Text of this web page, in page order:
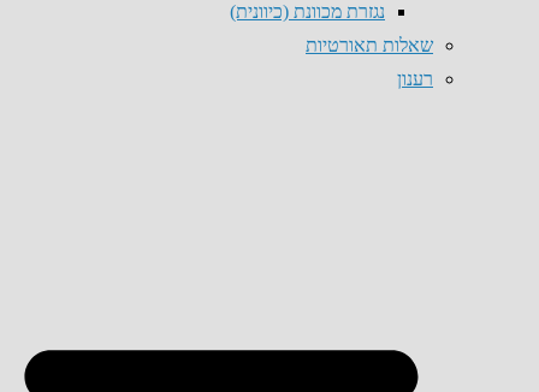
נגזרת מכוונת (כיוונית)
שאלות תאורטיות
רענון